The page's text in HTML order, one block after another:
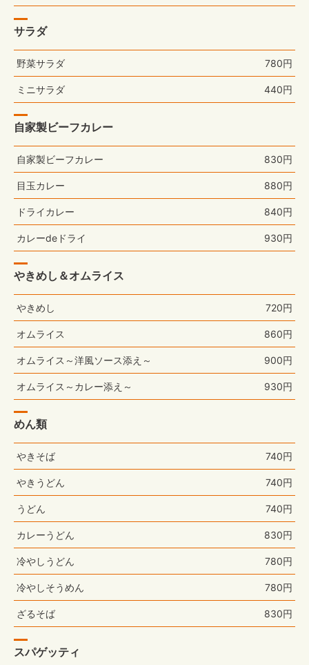
サラダ
野菜サラダ 780円
ミニサラダ 440円
自家製ビーフカレー
自家製ビーフカレー 830円
目玉カレー 880円
ドライカレー 840円
カレーdeドライ 930円
やきめし＆オムライス
やきめし 720円
オムライス 860円
オムライス～洋風ソース添え～ 900円
オムライス～カレー添え～ 930円
めん類
やきそば 740円
やきうどん 740円
うどん 740円
カレーうどん 830円
冷やしうどん 780円
冷やしそうめん 780円
ざるそば 830円
スパゲッティ